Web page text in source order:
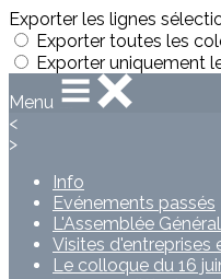
Exporter les lignes
Exporter toutes les
Exporter uniquement
Menu
<
>
Info
Evénements passés
L'Assemblée
Visites d'entreprises
Le colloque du 16